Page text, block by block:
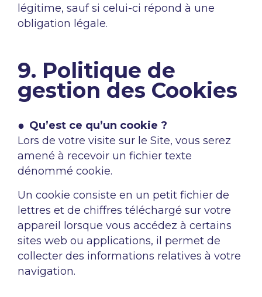
légitime, sauf si celui-ci répond à une
obligation légale.
9. Politique de
gestion des Cookies
Qu’est ce qu’un cookie ?
Lors de votre visite sur le Site, vous serez
amené à recevoir un fichier texte
dénommé cookie.
Un cookie consiste en un petit fichier de
lettres et de chiffres téléchargé sur votre
appareil lorsque vous accédez à certains
sites web ou applications, il permet de
collecter des informations relatives à votre
navigation.